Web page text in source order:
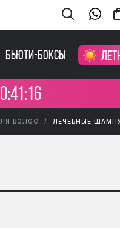
Бьюти-боксы
ВОЛОС ЛЕЧЕБНЫЕ